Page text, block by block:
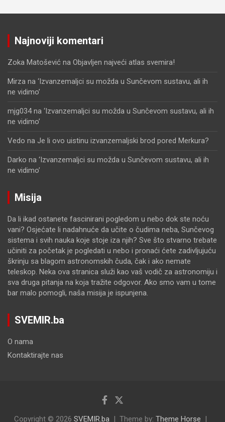
Najnoviji komentari
Zoka Matošević na Objavljen najveći atlas svemira!
Mirza na ‘Izvanzemaljci su možda u Sunčevom sustavu, ali ih
ne vidimo’
mjg034na ‘Izvanzemaljci su možda u Sunčevom sustavu, ali ih
ne vidimo’
Vedo na Je li ovo uistinu izvanzemaljski brod pored Merkura?
Darko na ‘Izvanzemaljci su možda u Sunčevom sustavu, ali ih
ne vidimo’
Misija
Da li ikad ostanete fascinirani pogledom u nebo dok ste noću
vani? Osjećate li nadahnuće da učite o čudima neba, Sunčevog
sistema i svih nauka koje stoje iza njih? Sve što stvarno trebate
učiniti za početak je pogledati u nebo i pronaći ćete zadivljujuću
škrinju sa blagom astronomskih čuda, čak i ako nemate
teleskop. Neka ova stranica služi kao vaš vodič za astronomiju i
sva druga pitanja na koja tražite odgovor. Ako smo vam u tome
bar malo pomogli, naša misija je ispunjena.
SVEMIR.ba
O nama
Kontaktirajte nas
Copyright © 2026 SVEMIR.ba Theme by: Theme Horse